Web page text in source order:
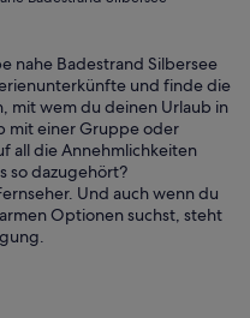
nahe Badestrand Silbersee
und finde die
mit wem du deinen Urlaub in
mit einer Gruppe oder
all die Annehmlichkeiten
so dazugehört?
Und auch wenn du
Optionen suchst, steht